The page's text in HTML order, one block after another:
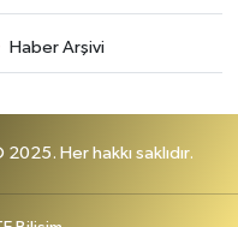
Haber Arşivi
Her hakkı saklıdır.